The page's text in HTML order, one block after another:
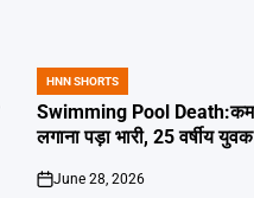
POSTED
IN
HNN SHORTS
Swimming Pool Death:कम
लगाना पड़ा भारी, 25 वर्षीय
on
June 28, 2026